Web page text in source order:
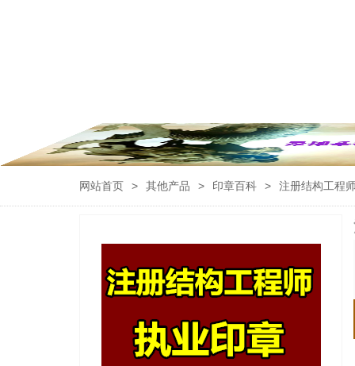
网站首页 > 其他产品 > 印章百科 > 注册结构工程